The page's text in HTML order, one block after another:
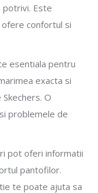
potrivi. Este
confortul si
esentiala pentru
exacta si
O
problemele de
pot oferi informatii
pantofilor.
te poate ajuta sa